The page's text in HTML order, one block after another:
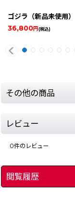
ゴジラ（新品未使用）
36,800円(税込)
その他の商品
レビュー
0件のレビュー
閲覧履歴